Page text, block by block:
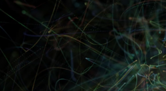
Skip
content